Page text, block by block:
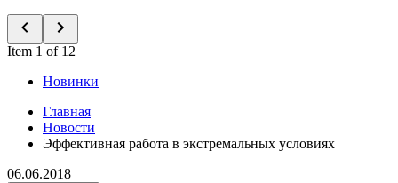
Item 1 of 12
Новинки
Главная
Новости
Эффективная работа в экстремальных условиях
06.06.2018